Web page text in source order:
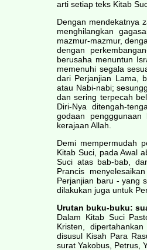
arti setiap teks Kitab
Dengan mendekatnya
menghilangkan
mazmur-mazmur,
dengan
berusaha menuntun
memenuhi segala
dari Perjanjian Lama,
atau Nabi-nabi;
dan sering terpecah
Diri-Nya ditengah-
godaan
kerajaan Allah.
Demi mempermudah
Kitab Suci, pada Awal
Suci atas bab-bab,
Prancis
Perjanjian baru - yang
dilakukan juga untuk
Urutan buku-buku:
Dalam Kitab Suci
Kristen,
disusul Kisah Para
surat Yakobus, Petrus,